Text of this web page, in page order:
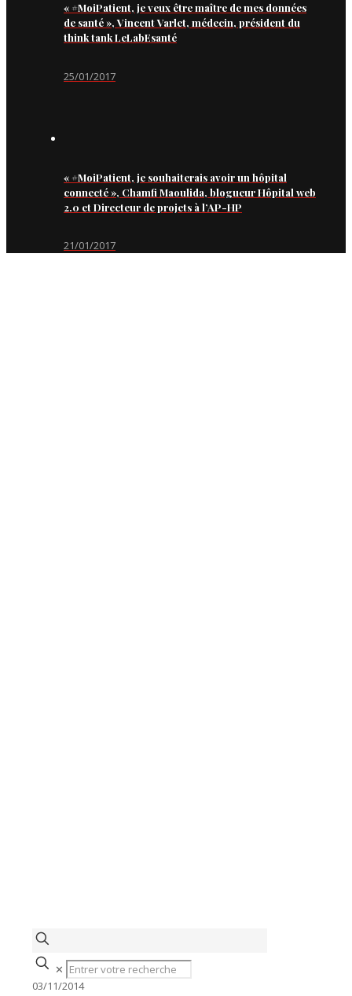
« #MoiPatient, je veux être maître de mes données
de santé », Vincent Varlet, médecin, président du
think tank LeLabEsanté
25/01/2017
« #MoiPatient, je souhaiterais avoir un hôpital
connecté », Chamfi Maoulida, blogueur Hôpital web
2.0 et Directeur de projets à l’AP-HP
21/01/2017
✕
03/11/2014